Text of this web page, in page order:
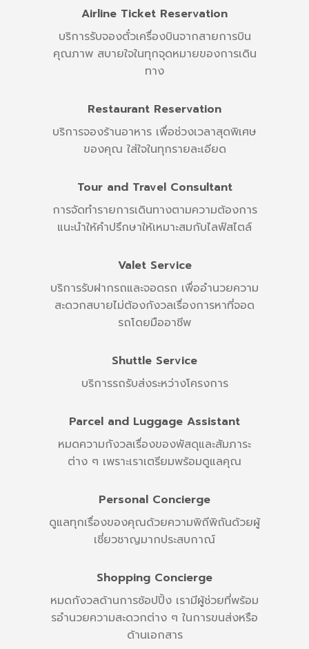
Airline Ticket Reservation
บริการรับจองตั๋วเครื่องบินจากสายการบิน
คุณภาพ สบายใจในทุกจุดหมายของการเดิน
ทาง
Restaurant Reservation
บริการจองร้านอาหาร เพื่อช่วงเวลาสุดพิเศษ
ของคุณ ใส่ใจในทุกรายละเอียด
Tour and Travel Consultant
การจัดทำรายการเดินทางตามความต้องการ
แนะนำให้คำปรึกษาให้เหมาะสมกับไลฟ์สไตล์
Valet Service
บริการรับฝากรถและจอดรถ เพื่ออำนวยความ
สะดวกสบายไม่ต้องกังวลเรื่องการหาที่จอด
รถโดยมืออาชีพ
Shuttle Service
บริการรถรับส่งระหว่างโครงการ
Parcel and Luggage Assistant
หมดความกังวลเรื่องของพัสดุและสัมภาระ
ต่าง ๆ เพราะเราเตรียมพร้อมดูแลคุณ
Personal Concierge
ดูแลทุกเรื่องของคุณด้วยความพิถีพิถันด้วยผู้
เชี่ยวชาญมากประสบกาณ์
Shopping Concierge
หมดกังวลด้านการช้อปปิ้ง เรามีผู้ช่วยที่พร้อม
รอำนวยความสะดวกต่าง ๆ ในการขนส่งหรือ
ด้านเอกสาร